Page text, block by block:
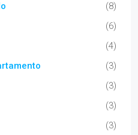
(8)
(6)
(4)
(3)
(3)
(3)
(3)